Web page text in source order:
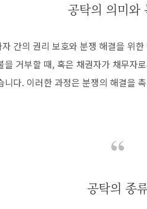
공탁의 의미와
간의 권리 보호와 분쟁 해결을 위
을 거부할 때, 혹은 채권자가 채무자
니다. 이러한 과정은 분쟁의 해결을
공탁의 종